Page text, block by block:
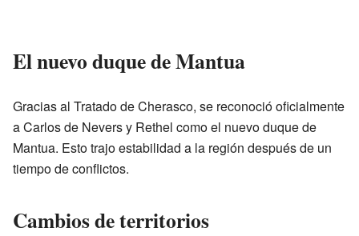
El nuevo duque de Mantua
Gracias al Tratado de Cherasco, se reconoció oficialmente
a Carlos de Nevers y Rethel como el nuevo duque de
Mantua. Esto trajo estabilidad a la región después de un
tiempo de conflictos.
Cambios de territorios